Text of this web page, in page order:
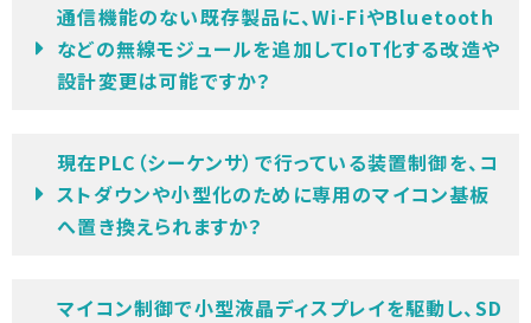
通信機能のない既存製品に、Wi-FiやBluetooth
などの無線モジュールを追加してIoT化する改造や
設計変更は可能ですか？
現在PLC（シーケンサ）で行っている装置制御を、コ
ストダウンや小型化のために専用のマイコン基板
へ置き換えられますか？
マイコン制御で小型液晶ディスプレイを駆動し、SD